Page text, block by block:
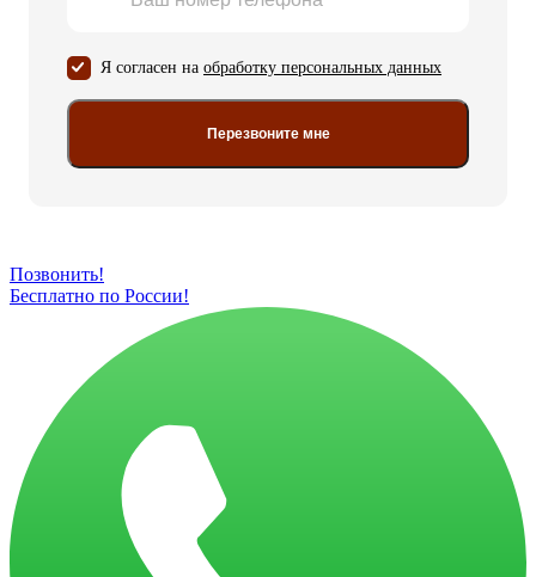
Я согласен на обработку персональных данных
Перезвоните мне
Позвонить!
Бесплатно по России!